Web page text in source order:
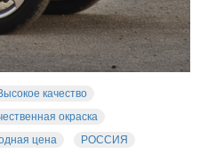
качество
окраска
цена РОССИЯ